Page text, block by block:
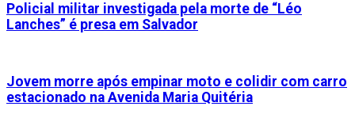
Policial militar investigada pela morte de “Léo
Lanches” é presa em Salvador
Jovem morre após empinar moto e colidir com carro
estacionado na Avenida Maria Quitéria